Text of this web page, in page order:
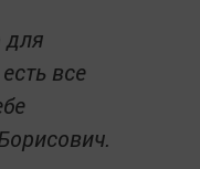
для
все